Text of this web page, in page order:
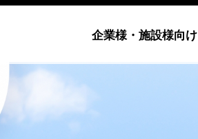
企業様・施設様向け